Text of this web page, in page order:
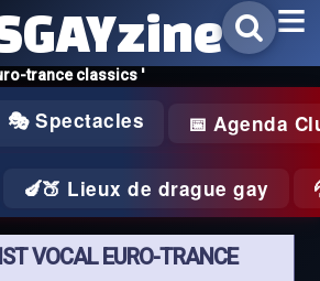
trance classics '
🎭 Spectacles 📅 Agenda
🍆🍑 Lieux de drague gay
VOCAL EURO-TRANCE